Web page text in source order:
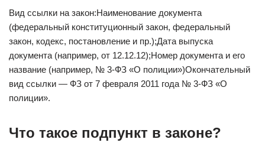
Вид ссылки на закон:Наименование документа
(федеральный конституционный закон, федеральный
закон, кодекс, постановление и пр.);Дата выпуска
документа (например, от 12.12.12);Номер документа и его
название (например, № 3-ФЗ «О полиции»)Окончательный
вид ссылки — ФЗ от 7 февраля 2011 года № 3-ФЗ «О
полиции».
Что такое подпункт в законе?